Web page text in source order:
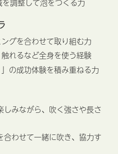
グを合わせて取り組む力
れるなど全身を使う経験
の成功体験を積み重ねる力
みながら、吹く強さや長さ
わせて一緒に吹き、協力す